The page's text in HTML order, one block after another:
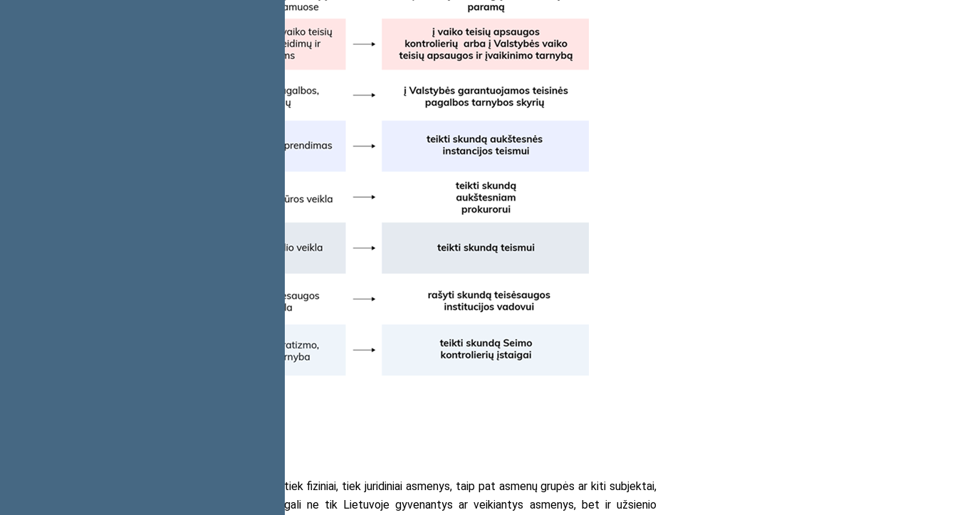
Prašymus ir skundus gali teikti tiek fiziniai, tiek juridiniai asmenys, taip pat asmenų grupės ar kiti subjektai,
neturintys juridinio statuso. Kreiptis gali ne tik Lietuvoje gyvenantys ar veikiantys asmenys, bet ir užsienio